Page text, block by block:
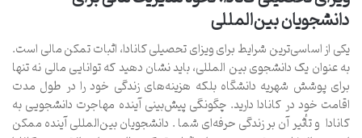
دانشجویان بین‌المللی
یکی از اساسی‌ترین شرایط برای ویزای تحصیلی کانادا، اثبات تمکن مالی است.
به عنوان یک دانشجوی بین المللی، باید نشان دهید که توانایی مالی نه تنها
برای پوشش شهریه دانشگاه بلکه هزینه‌های زندگی خود را در طول مدت
اقامت خود در کانادا دارید. چگونگی پیش‌بینی آینده مهاجرت دانشجویی به
کانادا و تأثیر آن بر زندگی حرفه‌ای شما . دانشجویان بین‌المللی آینده ممکن